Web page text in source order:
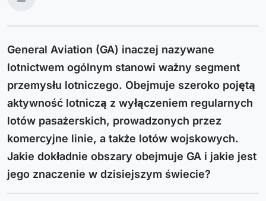
General Aviation (GA) inaczej nazywane
lotnictwem ogólnym stanowi ważny segment
przemysłu lotniczego. Obejmuje szeroko pojętą
aktywność lotniczą z wyłączeniem regularnych
lotów pasażerskich, prowadzonych przez
komercyjne linie, a także lotów wojskowych.
Jakie dokładnie obszary obejmuje GA i jakie jest
jego znaczenie w dzisiejszym świecie?